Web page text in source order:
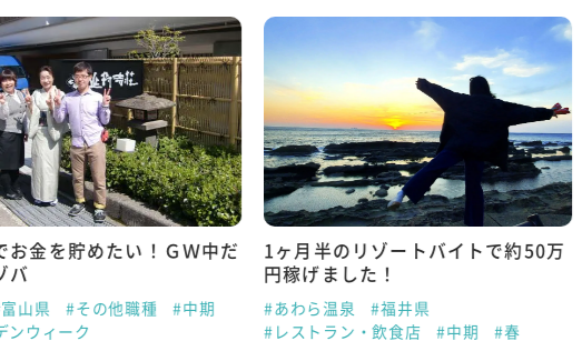
お金を貯めたい！ＧＷ中だ
バ
山県 #その他職種
#中期
ンウィーク
1ヶ月半のリゾートバイトで約50万
円稼げました！
#あわら温泉
#福井県
#レストラン・飲食店
#中期 #春